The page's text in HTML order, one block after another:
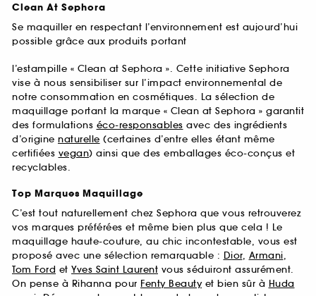
Clean At Sephora
Se maquiller en respectant l’environnement est aujourd’hui
possible grâce aux produits portant
l’estampille « Clean at Sephora ». Cette initiative Sephora
vise à nous sensibiliser sur l’impact environnemental de
notre consommation en cosmétiques. La sélection de
maquillage portant la marque « Clean at Sephora » garantit
des formulations éco-responsables avec des ingrédients
d’origine naturelle (certaines d’entre elles étant même
certifiées vegan) ainsi que des emballages éco-conçus et
recyclables.
Top Marques Maquillage
C’est tout naturellement chez Sephora que vous retrouverez
vos marques préférées et même bien plus que cela ! Le
maquillage haute-couture, au chic incontestable, vous est
proposé avec une sélection remarquable : Dior, Armani,
Tom Ford et Yves Saint Laurent vous séduiront assurément.
On pense à Rihanna pour Fenty Beautyet bien sûr à Huda